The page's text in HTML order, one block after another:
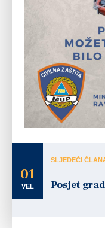
01
VEL
SLJEDEĆI
Posjet